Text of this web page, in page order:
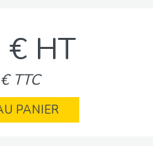
HT
TTC
PANIER